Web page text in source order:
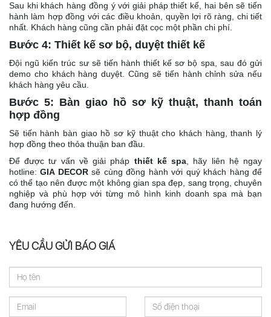
Sau khi khách hàng đồng ý với giải pháp thiết kế, hai bên sẽ tiến
hành làm hợp đồng với các điều khoản, quyền lợi rõ ràng, chi tiết
nhất. Khách hàng cũng cần phải đặt cọc một phần chi phí.
Bước 4: Thiết kế sơ bộ, duyệt thiết kế
Đội ngũ kiến trúc sư sẽ tiến hành thiết kế sơ bộ spa, sau đó gửi
demo cho khách hàng duyệt. Cũng sẽ tiến hành chỉnh sửa nếu
khách hàng yêu cầu.
Bước 5: Bàn giao hồ sơ kỹ thuật, thanh toán
hợp đồng
Sẽ tiến hành bàn giao hồ sơ kỹ thuật cho khách hàng, thanh lý
hợp đồng theo thỏa thuận ban đầu.
Để được tư vấn về giải pháp thiết kế spa , hãy liên hệ ngay
hotline:GIA DECORsẽ cùng đồng hành với quý khách hàng để
có thể tạo nên được một không gian spa đẹp, sang trọng, chuyên
nghiệp và phù hợp với từng mô hình kinh doanh spa mà bạn
đang hướng đến.
YÊU CẦU GỬI BÁO GIÁ